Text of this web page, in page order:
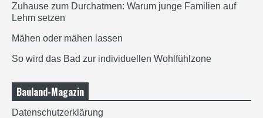
Zuhause zum Durchatmen: Warum junge Familien auf
Lehm setzen
Mähen oder mähen lassen
So wird das Bad zur individuellen Wohlfühlzone
Bauland-Magazin
Datenschutzerklärung